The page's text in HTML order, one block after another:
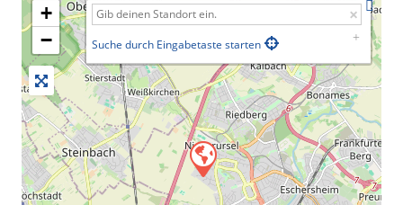
+
−
Suche durch Eingabetaste starten